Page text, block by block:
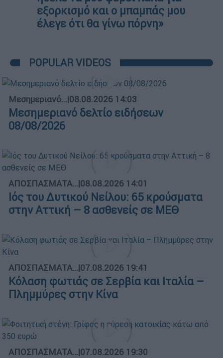
εξορκισμό και ο μπαμπάς μου
έλεγε ότι θα γίνω πόρνη»
POPULAR VIDEOS
Μεσημεριανό...|08.08.2026 14:03
Μεσημεριανό δελτίο ειδήσεων
08/08/2026
ΑΠΟΣΠΑΣΜΑΤΑ...|08.08.2026 14:01
Ιός του Δυτικού Νείλου: 65 κρούσματα
στην Αττική – 8 ασθενείς σε ΜΕΘ
ΑΠΟΣΠΑΣΜΑΤΑ...|07.08.2026 19:41
Κόλαση φωτιάς σε Σερβία και Ιταλία –
Πλημμύρες στην Κίνα
ΑΠΟΣΠΑΣΜΑΤΑ...|07.08.2026 19:30